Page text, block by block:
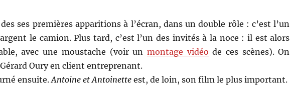
ses premières apparitions à l’écran, dans un double rôle : c’est l’un
le camion. Plus tard, c’est l’un des invités à la noce : il est alors
avec une moustache (voir un montage vidéo de ces scènes). On
Oury en client entreprenant.
ensuite.Antoine et Antoinette est, de loin, son film le plus important.